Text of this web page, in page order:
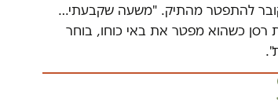
להתפטר מהתיק. "משעה שקבעתי…
כשהוא מפטר את באי כוחו, בוחר